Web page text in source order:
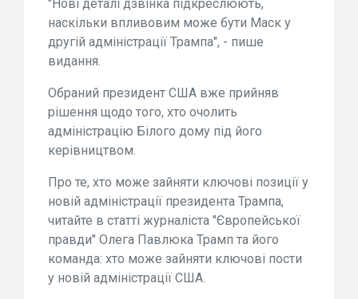
"Нові деталі дзвінка підкреслюють,
наскільки впливовим може бути Маск у
другій адміністрації Трампа", - пише
видання.
Обраний президент США вже прийняв
рішення щодо того, хто очолить
адміністрацію Білого дому під його
керівництвом.
Про те, хто може зайняти ключові позиції у
новій адміністрації президента Трампа,
читайте в статті журналіста "Європейської
правди" Олега Павлюка Трамп та його
команда: хто може зайняти ключові пости
у новій адміністрації США.